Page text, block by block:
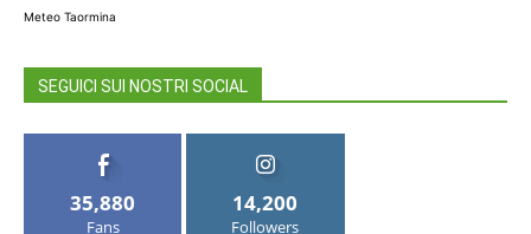
Meteo Taormina
SEGUICI SUI NOSTRI SOCIAL
35,880
Fans
14,200
Followers